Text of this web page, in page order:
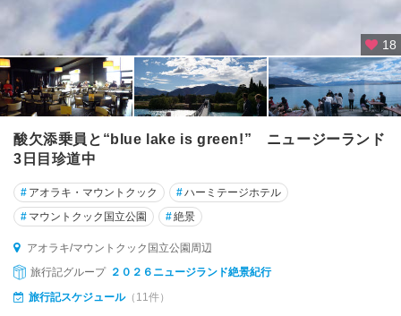
ル
ド
ラ
ド
国
立
公
園
辺
★
18
酸欠添乗員と“blue lake is green!” ニュージーランド
3日目珍道中
# アオラキ・マウントクック #ハーミテージホテル
# マウントクック国立公園 #絶景
アオラキ/マウントクック国立公園周辺
旅行記グループ ２０２６ニュージランド絶景紀行
旅行記スケジュール（11件）